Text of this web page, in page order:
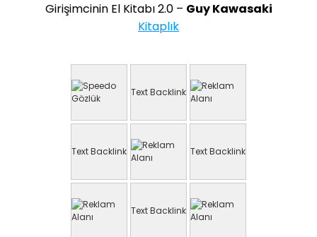
Girişimcinin El Kitabı 2.0 – Guy Kawasaki
Kitaplık
Text Backlink
Text Backlink Text Backlink
Text Backlink